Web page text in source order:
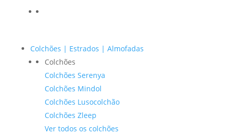
Colchões | Estrados | Almofadas
Colchões
Colchões Serenya
Colchões Mindol
Colchões Lusocolchão
Colchões Zleep
Ver todos os colchões